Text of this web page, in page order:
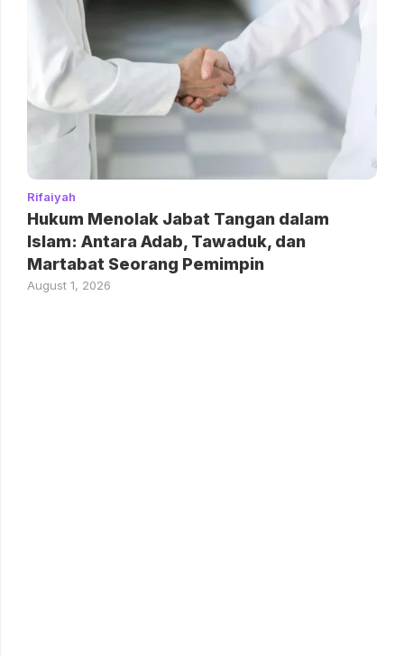
Rifaiyah
Hukum Menolak Jabat Tangan dalam
Islam: Antara Adab, Tawaduk, dan
Martabat Seorang Pemimpin
August 1, 2026